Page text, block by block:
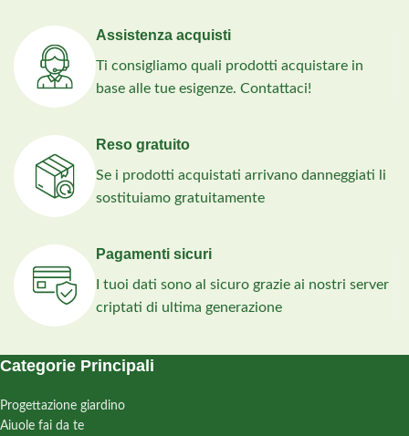
vaso Ø 11 cm.
Assistenza acquisti
Ti consigliamo quali prodotti acquistare in
base alle tue esigenze. Contattaci!
Reso gratuito
Se i prodotti acquistati arrivano danneggiati li
sostituiamo gratuitamente
Pagamenti sicuri
I tuoi dati sono al sicuro grazie ai nostri server
criptati di ultima generazione
Categorie Principali
Progettazione giardino
Aiuole fai da te